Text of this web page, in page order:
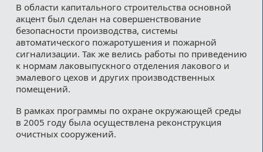
В области капитального строительства основной
акцент был сделан на совершенствование
безопасности производства, системы
автоматического пожаротушения и пожарной
сигнализации. Так же велись работы по приведению
к нормам лаковыпускного отделения лакового и
эмалевого цехов и других производственных
помещений.
В рамках программы по охране окружающей среды
в 2005 году была осуществлена реконструкция
очистных сооружений.